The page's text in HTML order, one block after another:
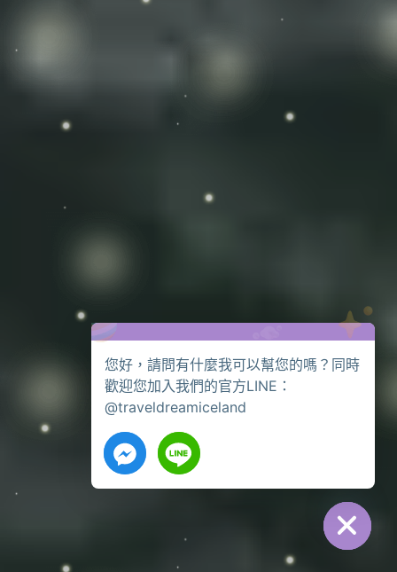
HIDE
您好，請問有什麼我可以幫您的嗎？同時
歡迎您加入我們的官方LINE：
@traveldreamiceland